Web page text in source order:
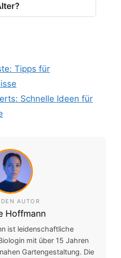
Tipps für
Schnelle Ideen für
AUTOR
Hoffmann
ist leidenschaftliche
mit über 15 Jahren
Gartengestaltung. Die